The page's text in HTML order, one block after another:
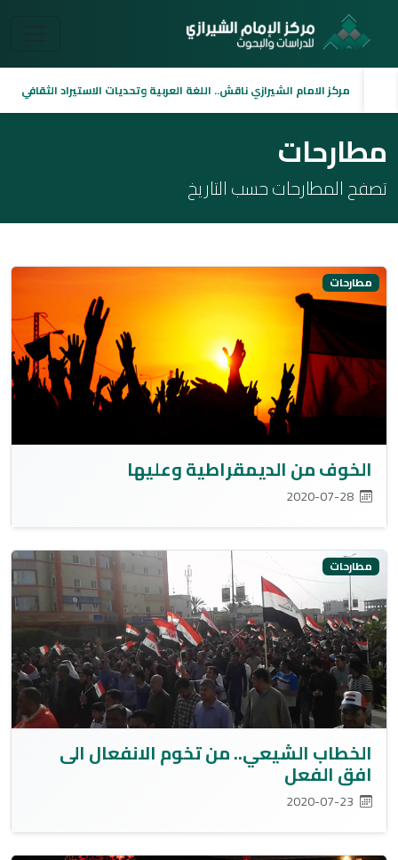
مركز الامام الشيرازي ناقش.. اللغة العربية وتحديات الاستيراد الثقافي
مطارحات
تصفح المطارحات حسب التاريخ
مطارحات
الخوف من الديمقراطية وعليها
مطارحات
الخطاب الشيعي.. من تخوم الانفعال الى
افق الفعل